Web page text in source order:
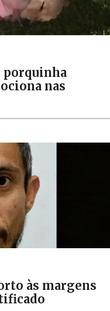
porquinha
nas
às margens